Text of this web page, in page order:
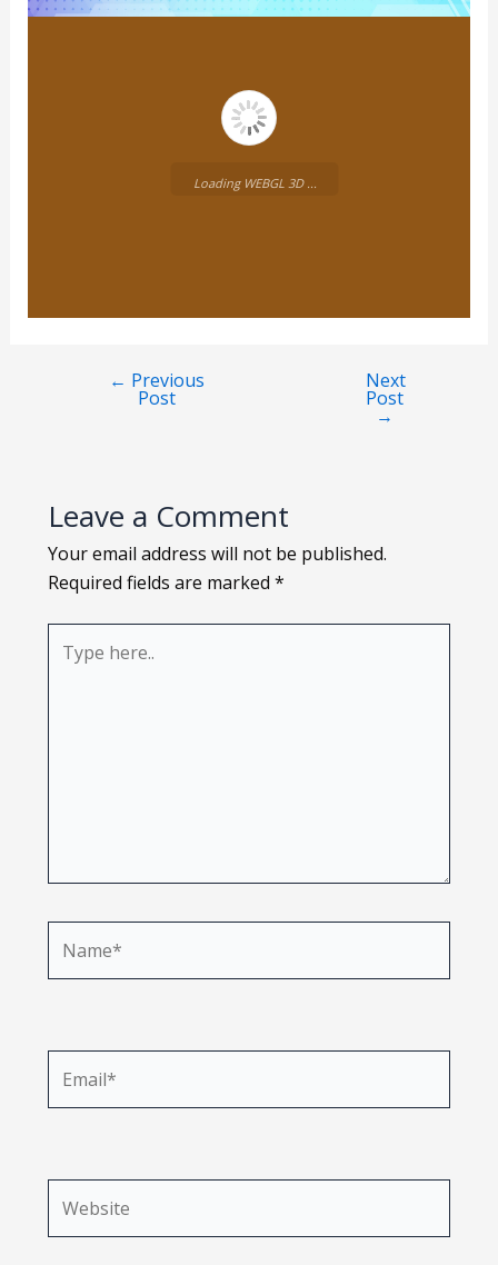
Loading WEBGL 3D ...
← Previous
Post
Next
Post
→
Leave a Comment
Your email address will not be published.
Required fields are marked *
here..